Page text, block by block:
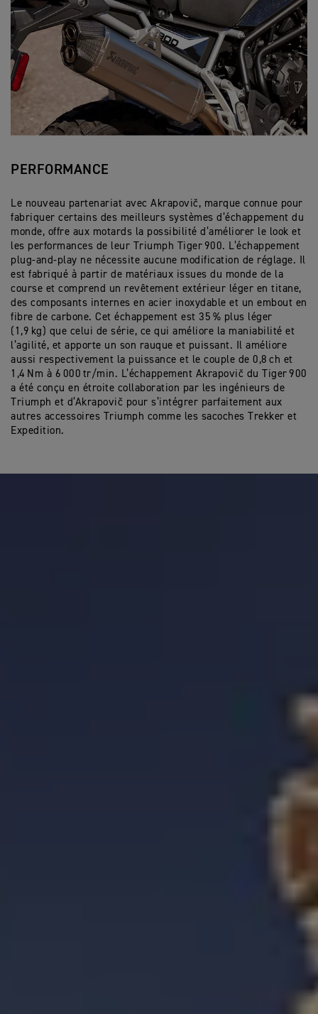
PERFORMANCE
Le nouveau partenariat avec Akrapovič, marque connue pour
fabriquer certains des meilleurs systèmes d’échappement du
monde, offre aux motards la possibilité d’améliorer le look et
les performances de leur Triumph Tiger 900. L’échappement
plug-and-play ne nécessite aucune modification de réglage. Il
est fabriqué à partir de matériaux issues du monde de la
course et comprend un revêtement extérieur léger en titane,
des composants internes en acier inoxydable et un embout en
fibre de carbone. Cet échappement est 35 % plus léger
(1,9 kg) que celui de série, ce qui améliore la maniabilité et
l’agilité, et apporte un son rauque et puissant. Il améliore
aussi respectivement la puissance et le couple de 0,8 ch et
1,4 Nm à 6 000 tr/min. L’échappement Akrapovič du Tiger 900
a été conçu en étroite collaboration par les ingénieurs de
Triumph et d’Akrapovič pour s’intégrer parfaitement aux
autres accessoires Triumph comme les sacoches Trekker et
Expedition.